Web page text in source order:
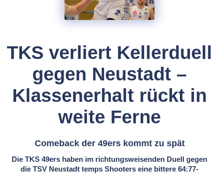
TKS verliert Kellerduell
gegen Neustadt –
Klassenerhalt rückt in
weite Ferne
Comeback der 49ers kommt zu spät
Die TKS 49ers haben im richtungsweisenden Duell gegen
die TSV Neustadt temps Shooters eine bittere 64:77-